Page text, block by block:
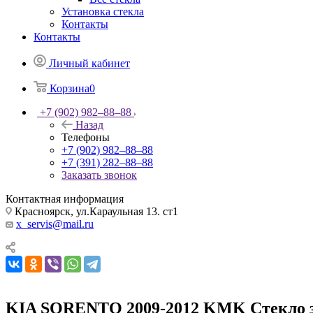
Установка стекла
Контакты
Контакты
Личный кабинет
Корзина0
+7 (902) 982‒88‒88
Назад
Телефоны
+7 (902) 982‒88‒88
+7 (391) 282‒88‒88
Заказать звонок
Контактная информация
Красноярск, ул.Караульная 13. ст1
x_servis@mail.ru
KIA SORENTO 2009-2012 KMK Стекло